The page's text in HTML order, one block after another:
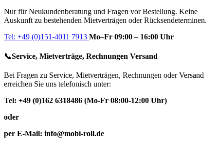
Nur für Neukundenberatung und Fragen vor Bestellung. Keine
Auskunft zu bestehenden Mietverträgen oder Rücksendeterminen.
Tel: +49 (0)151-4011 7913 Mo–Fr 09:00 – 16:00 Uhr
📞Service, Mietverträge, Rechnungen Versand
Bei Fragen zu Service, Mietverträgen, Rechnungen oder Versand
erreichen Sie uns telefonisch unter:
Tel: +49 (0)162 6318486 (Mo-Fr 08:00-12:00 Uhr)
oder
per E-Mail: info@mobi-roll.de